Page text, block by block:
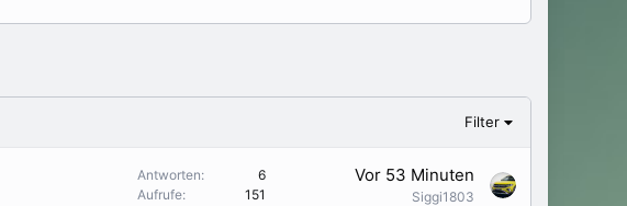
Filter
Antworten
6
Aufrufe
151
Vor 53 Minuten
Siggi1803